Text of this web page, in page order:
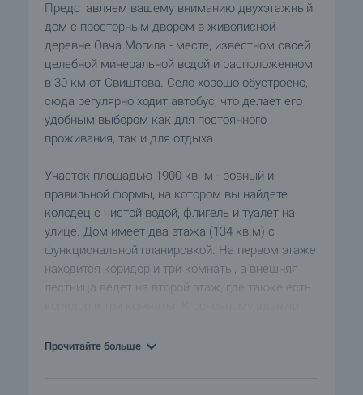
Представляем вашему вниманию двухэтажный
дом с просторным двором в живописной
деревне Овча Могила - месте, известном своей
целебной минеральной водой и расположенном
в 30 км от Свиштова. Село хорошо обустроено,
сюда регулярно ходит автобус, что делает его
удобным выбором как для постоянного
проживания, так и для отдыха.
Участок площадью 1900 кв. м - ровный и
правильной формы, на котором вы найдете
колодец с чистой водой, флигель и туалет на
улице. Дом имеет два этажа (134 кв.м) с
функциональной планировкой. На первом этаже
находится коридор и три комнаты, а внешняя
лестница ведет на второй этаж, где также есть
небольшой кухней. Крыша была
Прочитайте больше